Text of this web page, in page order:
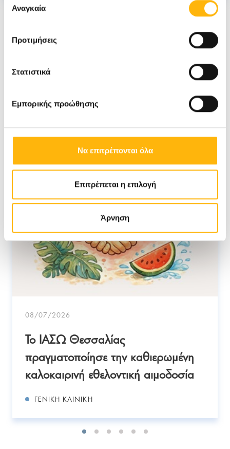
των υπηρεσιών τους.
συγκατάθεσης
Αναγκαία
Προτιμήσεις
Στατιστικά
Εμπορικής προώθησης
Να επιτρέπονται όλα
Επιτρέπεται η επιλογή
Άρνηση
Νέα
08/07/2026
Το ΙΑΣΩ Θεσσαλίας
πραγματοποίησε την καθιερωμένη
καλοκαιρινή εθελοντική αιμοδοσία
ΓΕΝΙΚΉ ΚΛΙΝΙΚΉ